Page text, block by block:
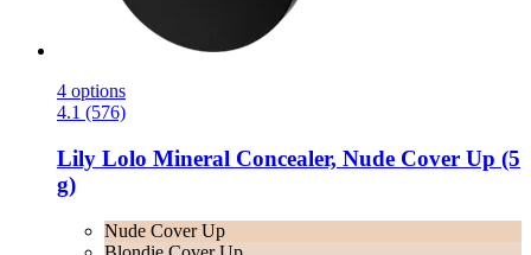
4 options
4.1 (576)
Lily Lolo Mineral Concealer, Nude Cover Up (5
g)
Nude Cover Up